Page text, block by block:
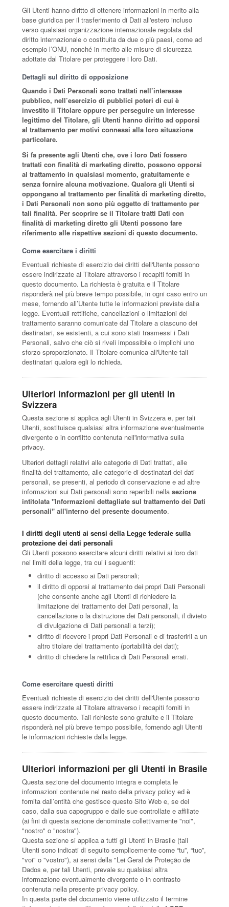
Gli Utenti hanno diritto di ottenere informazioni in merito alla
base giuridica per il trasferimento di Dati all'estero incluso
verso qualsiasi organizzazione internazionale regolata dal
diritto internazionale o costituita da due o più paesi, come ad
esempio l’ONU, nonché in merito alle misure di sicurezza
adottate dal Titolare per proteggere i loro Dati.
Dettagli sul diritto di opposizione
Quando i Dati Personali sono trattati nell’interesse
pubblico, nell’esercizio di pubblici poteri di cui è
investito il Titolare oppure per perseguire un interesse
legittimo del Titolare, gli Utenti hanno diritto ad opporsi
al trattamento per motivi connessi alla loro situazione
particolare.
Si fa presente agli Utenti che, ove i loro Dati fossero
trattati con finalità di marketing diretto, possono opporsi
al trattamento in qualsiasi momento, gratuitamente e
senza fornire alcuna motivazione. Qualora gli Utenti si
oppongano al trattamento per finalità di marketing diretto,
i Dati Personali non sono più oggetto di trattamento per
tali finalità. Per scoprire se il Titolare tratti Dati con
finalità di marketing diretto gli Utenti possono fare
riferimento alle rispettive sezioni di questo documento.
Come esercitare i diritti
Eventuali richieste di esercizio dei diritti dell'Utente possono
essere indirizzate al Titolare attraverso i recapiti forniti in
questo documento. La richiesta è gratuita e il Titolare
risponderà nel più breve tempo possibile, in ogni caso entro un
mese, fornendo all’Utente tutte le informazioni previste dalla
legge. Eventuali rettifiche, cancellazioni o limitazioni del
trattamento saranno comunicate dal Titolare a ciascuno dei
destinatari, se esistenti, a cui sono stati trasmessi i Dati
Personali, salvo che ciò si riveli impossibile o implichi uno
sforzo sproporzionato. Il Titolare comunica all'Utente tali
destinatari qualora egli lo richieda.
Ulteriori informazioni per gli utenti in
Svizzera
Questa sezione si applica agli Utenti in Svizzera e, per tali
Utenti, sostituisce qualsiasi altra informazione eventualmente
divergente o in conflitto contenuta nell'informativa sulla
privacy.
Ulteriori dettagli relativi alle categorie di Dati trattati, alle
finalità del trattamento, alle categorie di destinatari dei dati
personali, se presenti, al periodo di conservazione e ad altre
informazioni sui Dati personali sono reperibili nella sezione
intitolata "Informazioni dettagliate sul trattamento dei Dati
personali" all'interno del presente documento.
I diritti degli utenti ai sensi della Legge federale sulla
protezione dei dati personali
Gli Utenti possono esercitare alcuni diritti relativi ai loro dati
nei limiti della legge, tra cui i seguenti:
diritto di accesso ai Dati personali;
il diritto di opporsi al trattamento dei propri Dati Personali
(che consente anche agli Utenti di richiedere la
limitazione del trattamento dei Dati personali, la
cancellazione o la distruzione dei Dati personali, il divieto
di divulgazione di Dati personali a terzi);
diritto di ricevere i propri Dati Personali e di trasferirli a un
altro titolare del trattamento (portabilità dei dati);
diritto di chiedere la rettifica di Dati Personali errati.
Come esercitare questi diritti
Eventuali richieste di esercizio dei diritti dell'Utente possono
essere indirizzate al Titolare attraverso i recapiti forniti in
questo documento. Tali richieste sono gratuite e il Titolare
risponderà nel più breve tempo possibile, fornendo agli Utenti
le informazioni richieste dalla legge.
Ulteriori informazioni per gli Utenti in Brasile
Questa sezione del documento integra e completa le
informazioni contenute nel resto della privacy policy ed è
fornita dall’entità che gestisce questo Sito Web e, se del
caso, dalla sua capogruppo e dalle sue controllate e affiliate
(ai fini di questa sezione denominate collettivamente "noi",
"nostro" o "nostra").
Questa sezione si applica a tutti gli Utenti in Brasile (tali
Utenti sono indicati di seguito semplicemente come “tu”, “tuo”,
"voi" o "vostro"), ai sensi della "Lei Geral de Proteção de
Dados e, per tali Utenti, prevale su qualsiasi altra
informazione eventualmente divergente o in contrasto
contenuta nella presente privacy policy.
In questa parte del documento viene utilizzato il termine